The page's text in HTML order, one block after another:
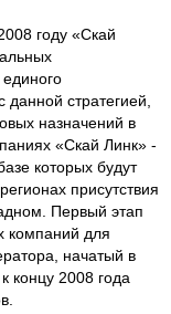
году «Скай
стратегией,
назначений в
«Скай Линк» -
которых будут
присутствия
Первый этап
компаний для
начатый в
концу 2008 года